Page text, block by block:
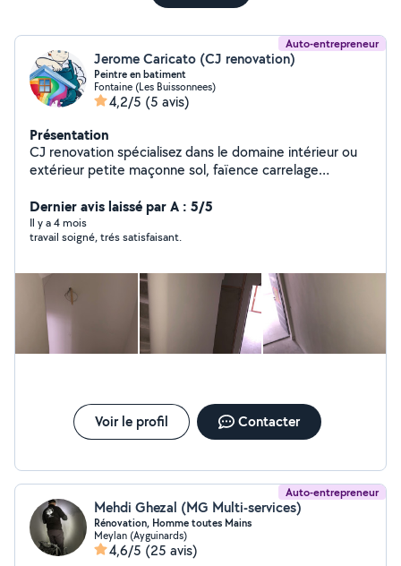
Auto-entrepreneur
Jerome Caricato (CJ renovation)
Peintre en batiment
Fontaine (Les Buissonnees)
4,2/5 (5 avis)
Présentation
CJ renovation spécialisez dans le domaine intérieur ou
extérieur petite maçonne sol, faïence carrelage
des supports (rebouchage, ponçage, finitions toile de
verre ) Travail propre, soigné et respect des délais
Intervention rapide Devis gratuit Sérieux, ponctuel et à
Dernier avis laissé par A : 5/5
Il y a 4 mois
travail soigné, trés satisfaisant.
Voir le profil Contacter
Auto-entrepreneur
Mehdi Ghezal (MG Multi-services)
Rénovation, Homme toutes Mains
Meylan (Ayguinards)
4,6/5 (25 avis)